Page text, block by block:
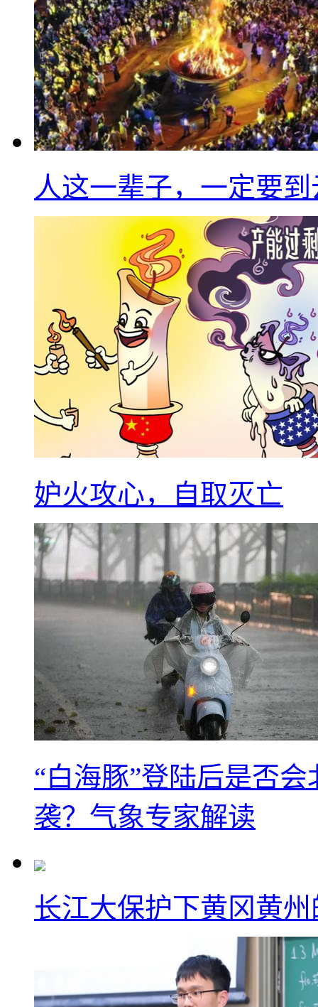
人这一辈子，一定要
妒火攻心，自取灭亡
“白海豚”登陆后是否
袭？气象专家解读
长江大保护下黄冈黄